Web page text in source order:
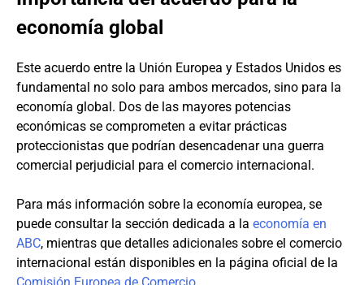
economía global
Este acuerdo entre la Unión Europea y Estados Unidos es
fundamental no solo para ambos mercados, sino para la
economía global. Dos de las mayores potencias
económicas se comprometen a evitar prácticas
proteccionistas que podrían desencadenar una guerra
comercial perjudicial para el comercio internacional.
Para más información sobre la economía europea, se
puede consultar la sección dedicada a la economía en
ABC, mientras que detalles adicionales sobre el comercio
internacional están disponibles en la página oficial de la